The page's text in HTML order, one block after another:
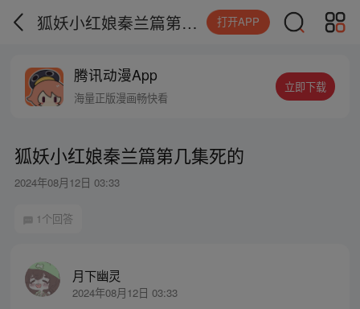
狐妖小红娘秦兰篇第几集死的 打开APP
腾讯动漫App
海量正版漫画畅快看
立即下载
狐妖小红娘秦兰篇第几集死的
2024年08月12日 03:33
1个回答
月下幽灵
2024年08月12日 03:33